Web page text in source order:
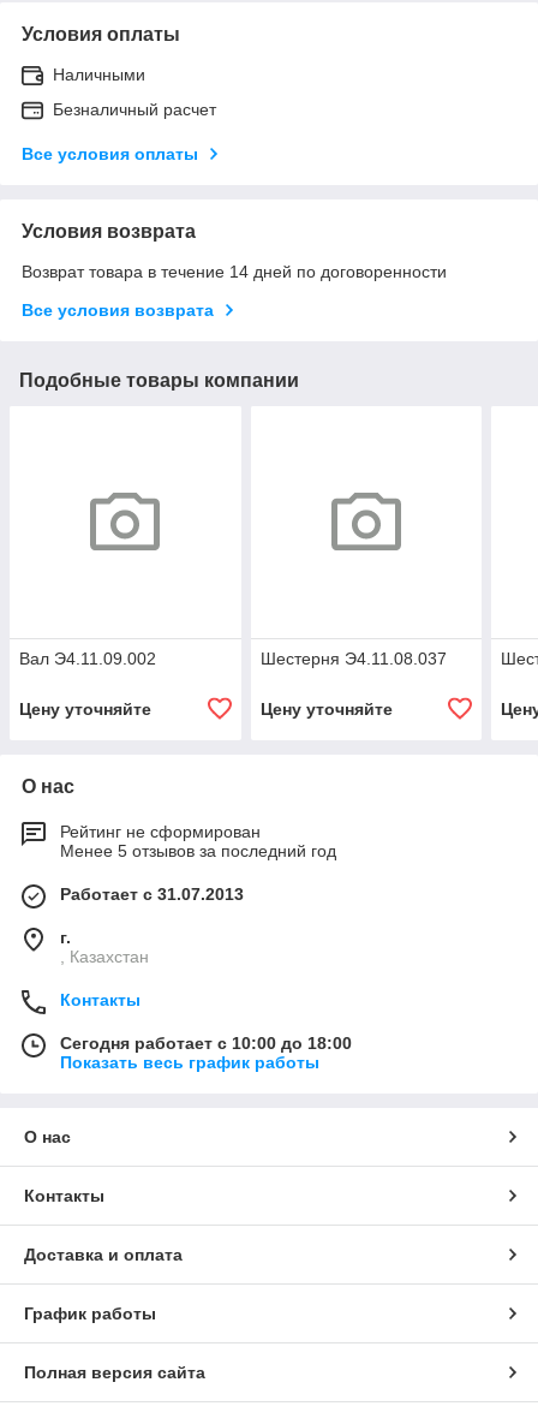
Условия оплаты
Наличными
Безналичный расчет
Все условия оплаты
Условия возврата
Возврат товара в течение 14 дней по договоренности
Все условия возврата
Подобные товары компании
Вал Э4.11.09.002
Цену уточняйте
Шестерня Э4.11.08.037
Цену уточняйте
О нас
Рейтинг не сформирован
Менее 5 отзывов за последний год
Работает с 31.07.2013
г.
, Казахстан
Контакты
Сегодня работает с 10:00 до 18:00
Показать весь график работы
О нас
Контакты
Доставка и оплата
График работы
Полная версия сайта